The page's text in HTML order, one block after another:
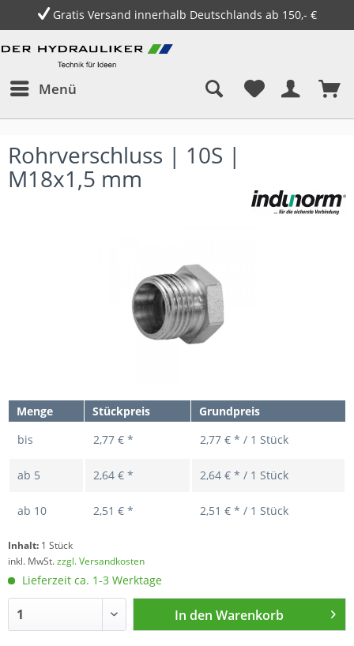
Gratis Versand innerhalb Deutschlands ab 150,- €
Menü
Rohrverschluss | 10S |
M18x1,5 mm
Menge Stückpreis
Grundpreis
bis
2,77 € * 2,77 € * / 1 Stück
ab 5 2,64 € * 2,64 € * / 1 Stück
ab 10 2,51 € * 2,51 € * / 1 Stück
Inhalt: 1 Stück
inkl. MwSt.zzgl. Versandkosten
Lieferzeit ca. 1-3 Werktage
In den Warenkorb